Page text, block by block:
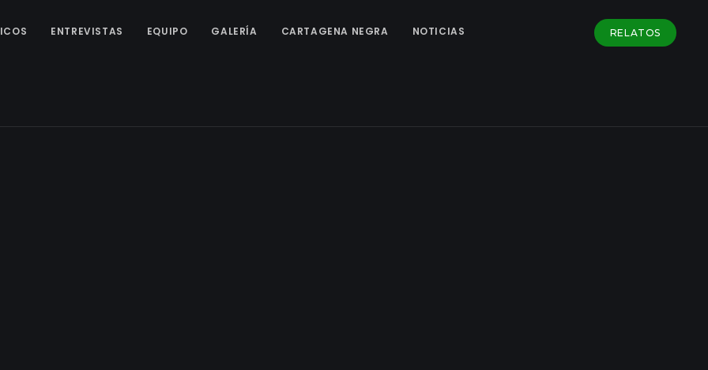
ENTREVISTAS EQUIPO GALERÍA CARTAGENA NEGRA NOTICIAS RELATOS